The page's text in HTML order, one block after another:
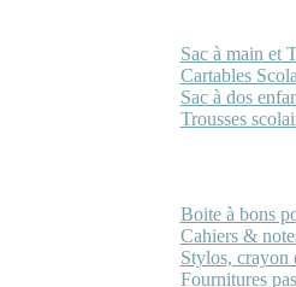
Sac à main et
Cartables
Sac à dos
Trousses
Boite à bons
Cahiers &
Stylos, crayon
Fournitures